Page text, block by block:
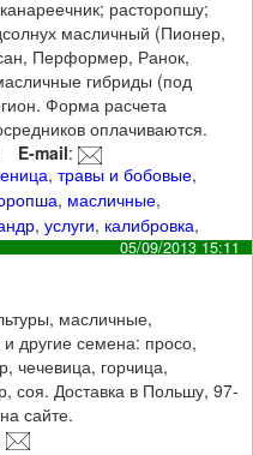
расторопшу;
масличный (Пионер,
Перформер, Ранок,
гибриды (под
Форма расчета
оплачиваются.
E-mail:
,травы и бобовые,
, масличные,
,услуги, калибровка,
05/09/2013 15:11
масличные,
и другие семена: просо,
чечевица, горчица,
соя. Доставка в Польшу, 97-
сайте.